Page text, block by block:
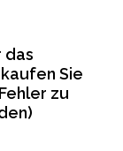
das
Sie
zu